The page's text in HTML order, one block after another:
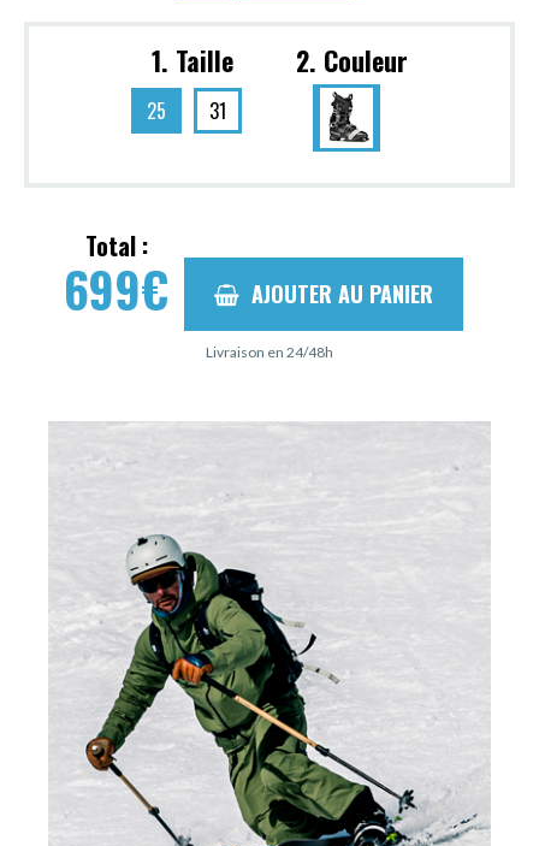
1. Taille
25 31
2. Couleur
Total :
699€ AJOUTER AU PANIER
Livraison en 24/48h